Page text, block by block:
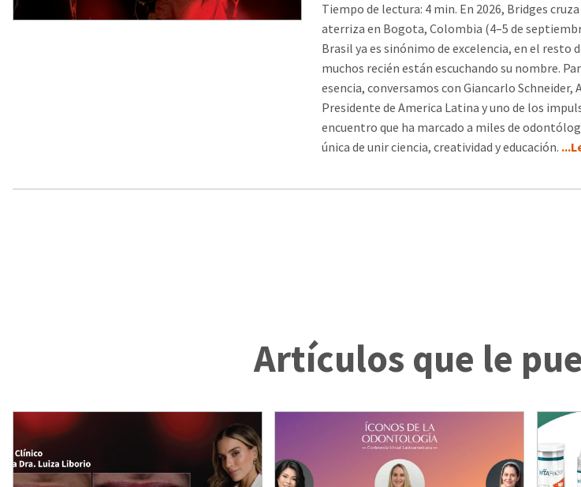
Tiempo de lectura: 4 min. En 2026, Bridges
aterriza en Bogota, Colombia (4–5 de
Brasil ya es sinónimo de excelencia, en el resto
muchos recién están escuchando su nombre.
esencia, conversamos con Giancarlo Schneider,
Presidente de America Latina y uno de los
encuentro que ha marcado a miles de
única de unir ciencia, creatividad y educación.
Artículos que le